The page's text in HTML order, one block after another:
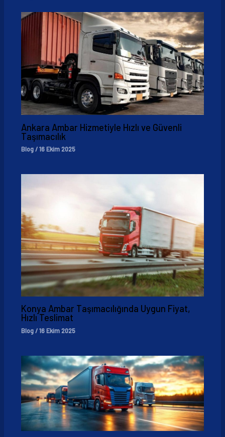
Ankara Ambar Hizmetiyle Hızlı ve Güvenli
Taşımacılık
Blog/16 Ekim 2025
Konya Ambar Taşımacılığında Uygun Fiyat,
Hızlı Teslimat
Blog/16 Ekim 2025